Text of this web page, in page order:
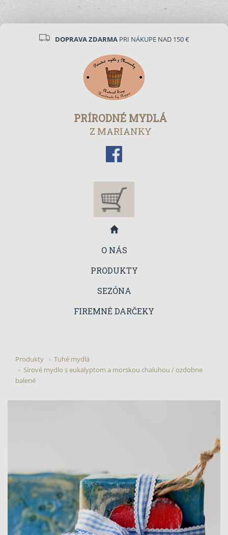
DOPRAVA ZDARMAPRI NÁKUPE NAD 150 €
PRÍRODNÉ MYDLÁ
Z MARIANKY
O NÁS
PRODUKTY
SEZÓNA
FIREMNÉ DARČEKY
Produkty
Tuhé mydlá
Sírové mydlo s eukalyptom a morskou chaluhou / ozdobne
balené